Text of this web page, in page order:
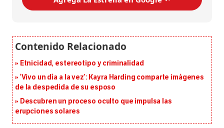
Etnicidad, estereotipo y criminalidad
‘Vivo un día a la vez’: Kayra Harding comparte imágenes
de la despedida de su esposo
Descubren un proceso oculto que impulsa las
erupciones solares